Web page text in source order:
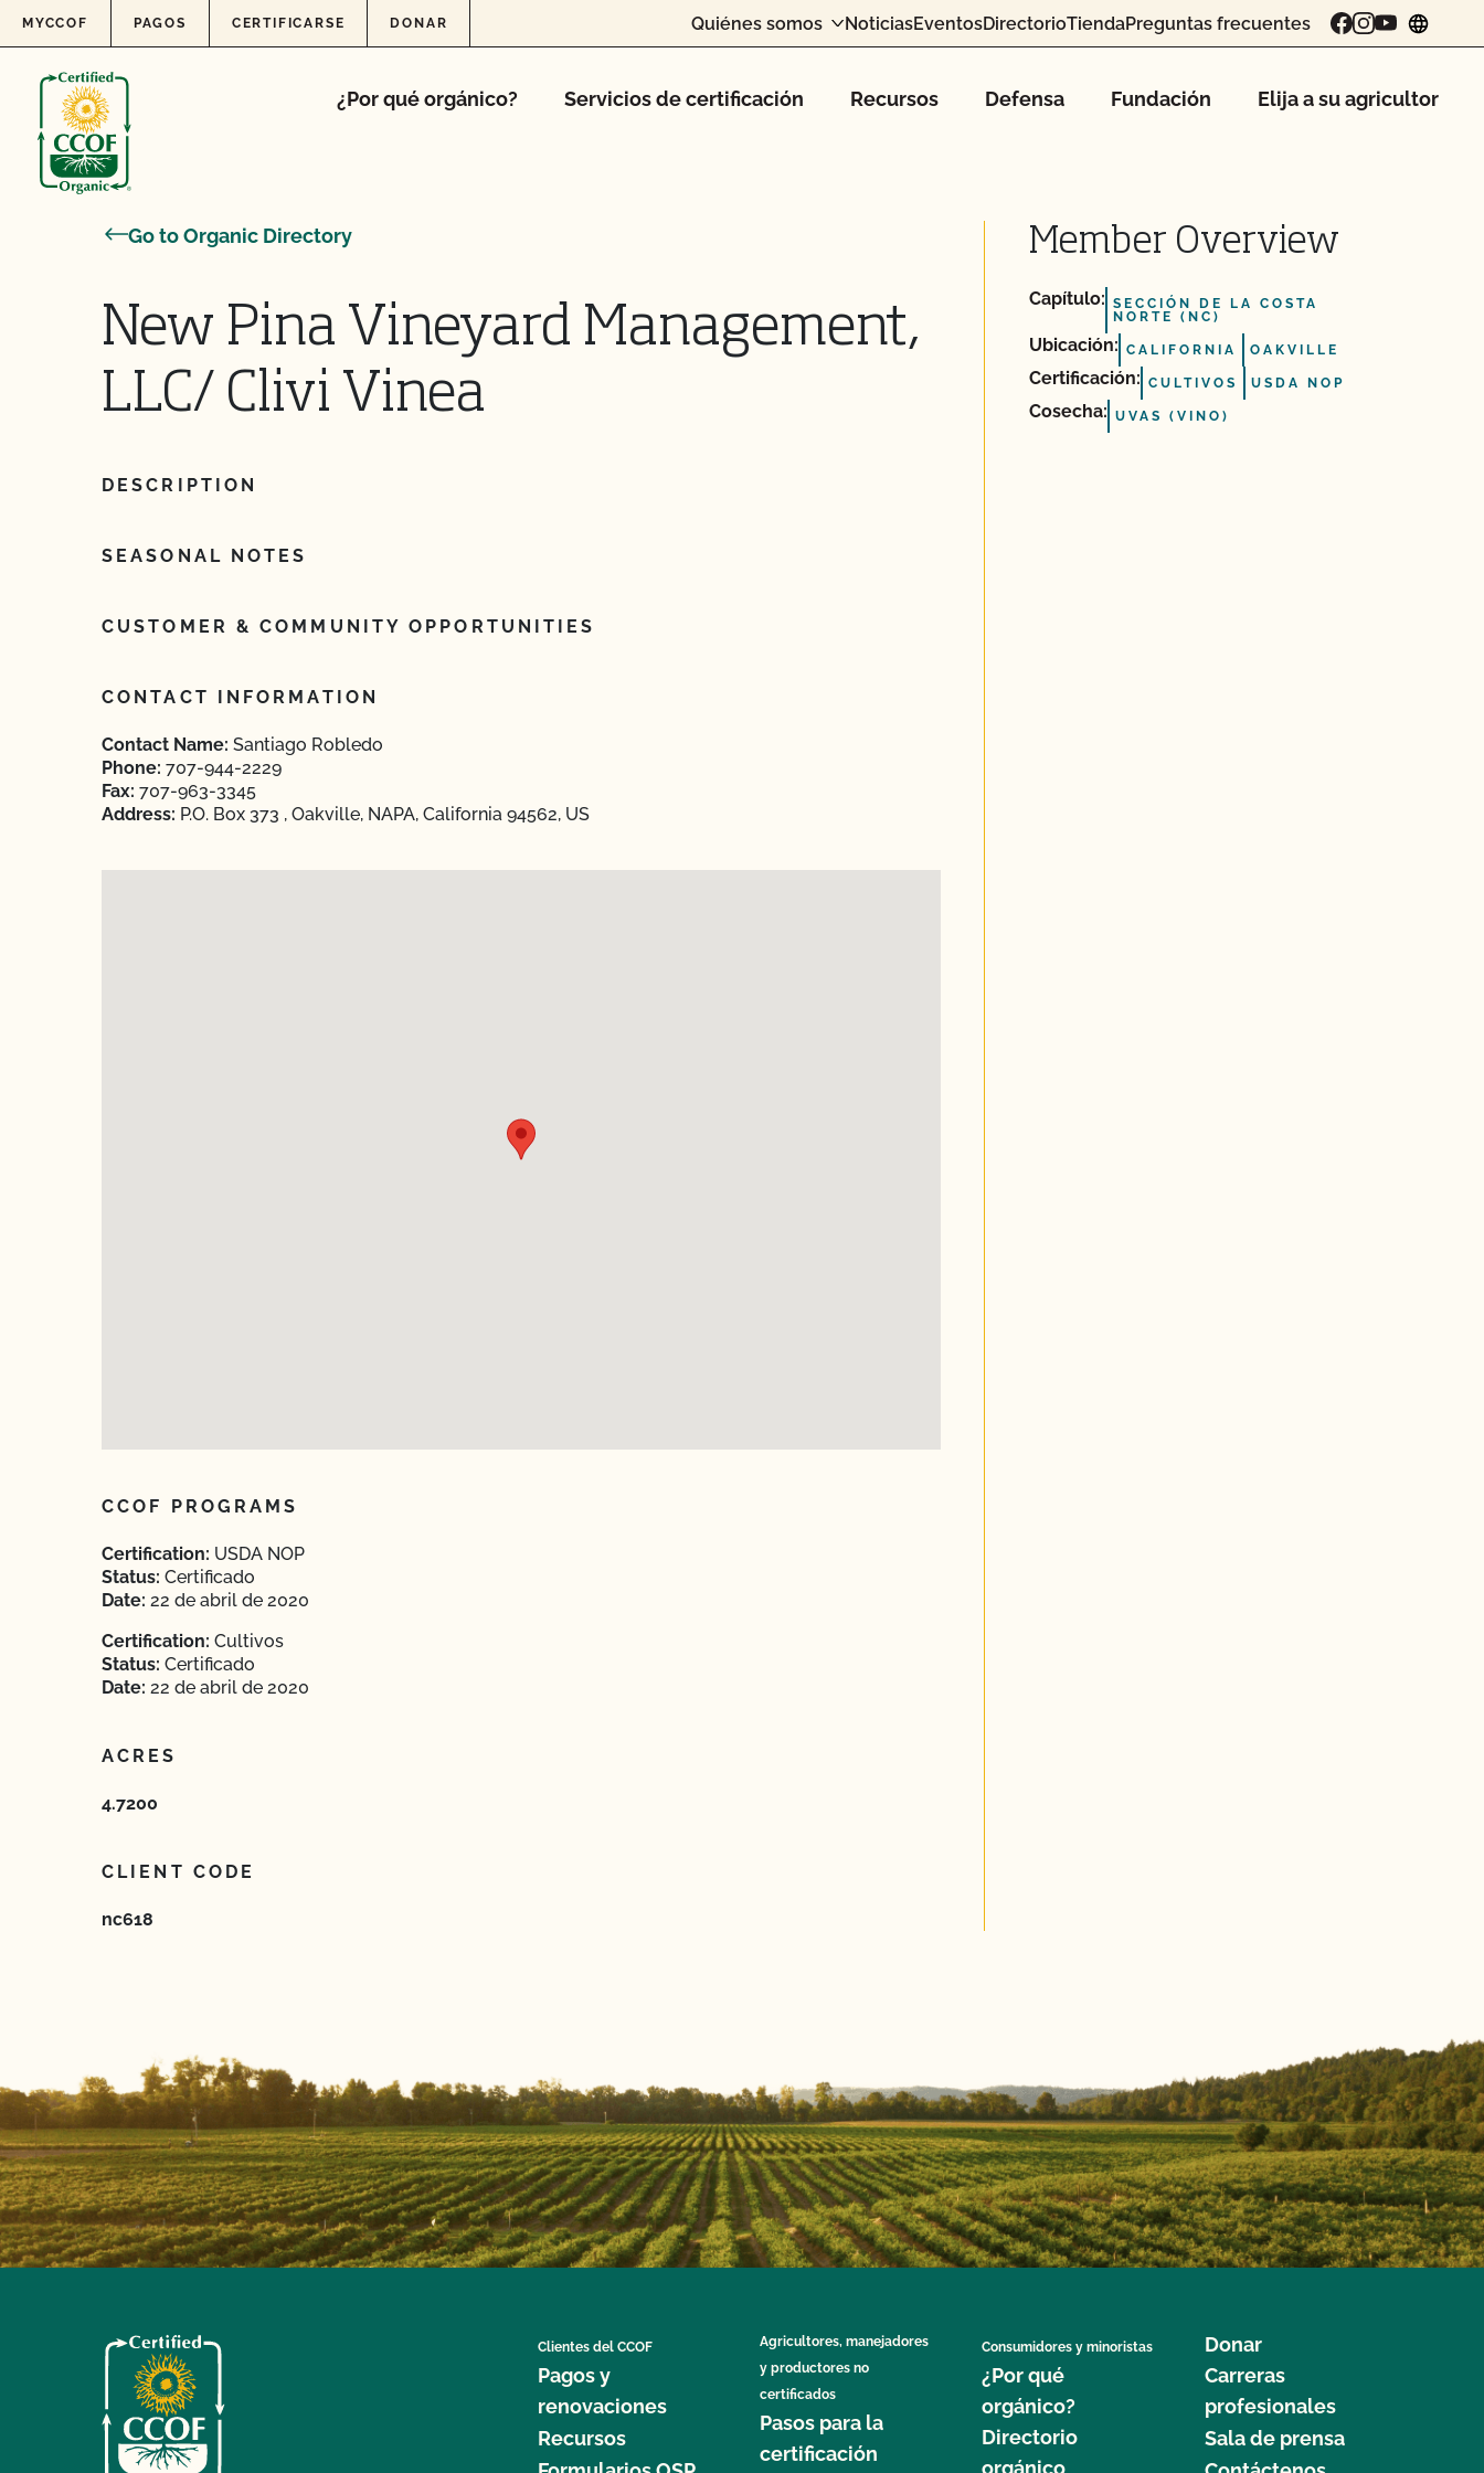
Skip to content
MYCCOF PAGOS CERTIFICARSE DONAR Quiénes somos NoticiasEventosDirectorioTiendaPreguntas frecuentes
¿Por qué orgánico? Servicios de certificación Recursos Defensa Fundación Elija a su agricultor
Go to Organic Directory
New Pina Vineyard Management,
LLC/ Clivi Vinea
DESCRIPTION
SEASONAL NOTES
CUSTOMER & COMMUNITY OPPORTUNITIES
CONTACT INFORMATION
Contact Name: Santiago Robledo
Phone: 707-944-2229
Fax: 707-963-3345
Address: P.O. Box 373 , Oakville, NAPA, California 94562, US
CCOF PROGRAMS
Certification: USDA NOP
Status: Certificado
Date: 22 de abril de 2020
Certification: Cultivos
Status: Certificado
Date: 22 de abril de 2020
ACRES
4.7200
CLIENT CODE
nc618
Member Overview
Capítulo: SECCIÓN DE LA COSTA
NORTE (NC)
Ubicación: CALIFORNIA OAKVILLE
Certificación: CULTIVOS USDA NOP
Cosecha: UVAS (VINO)
Clientes del CCOF
Pagos y
renovaciones
Recursos
Agricultores, manejadores
y productores no
certificados
Pasos para la
certificación
Consumidores y minoristas
¿Por qué
orgánico?
Directorio
orgánico
Donar
Carreras
profesionales
Sala de prensa